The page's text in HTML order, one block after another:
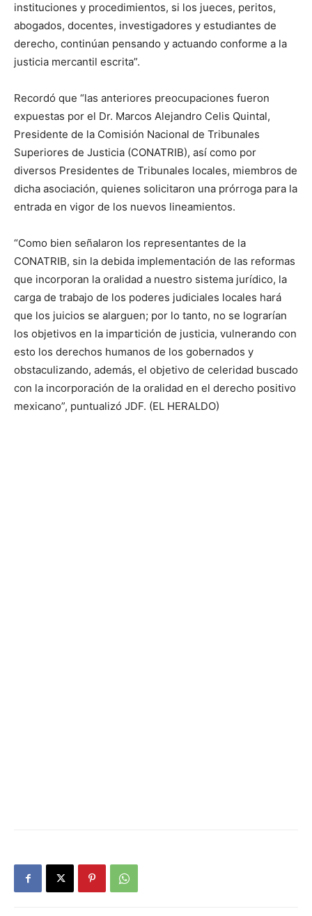
instituciones y procedimientos, si los jueces, peritos,
abogados, docentes, investigadores y estudiantes de
derecho, continúan pensando y actuando conforme a la
justicia mercantil escrita”.
Recordó que “las anteriores preocupaciones fueron
expuestas por el Dr. Marcos Alejandro Celis Quintal,
Presidente de la Comisión Nacional de Tribunales
Superiores de Justicia (CONATRIB), así como por
diversos Presidentes de Tribunales locales, miembros de
dicha asociación, quienes solicitaron una prórroga para la
entrada en vigor de los nuevos lineamientos.
“Como bien señalaron los representantes de la
CONATRIB, sin la debida implementación de las reformas
que incorporan la oralidad a nuestro sistema jurídico, la
carga de trabajo de los poderes judiciales locales hará
que los juicios se alarguen; por lo tanto, no se lograrían
los objetivos en la impartición de justicia, vulnerando con
esto los derechos humanos de los gobernados y
obstaculizando, además, el objetivo de celeridad buscado
con la incorporación de la oralidad en el derecho positivo
mexicano”, puntualizó JDF. (EL HERALDO)